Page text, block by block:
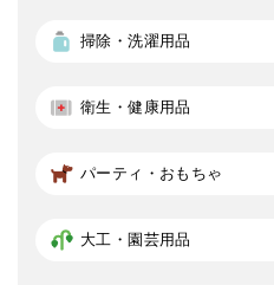
掃除・洗濯用品
衛生・健康用品
パーティ・おもちゃ
大工・園芸用品